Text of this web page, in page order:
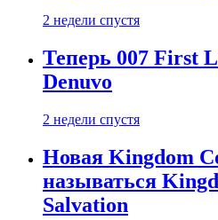
2 недели спустя
Теперь 007 First
Denuvo
2 недели спустя
Новая Kingdom
называться
Salvation